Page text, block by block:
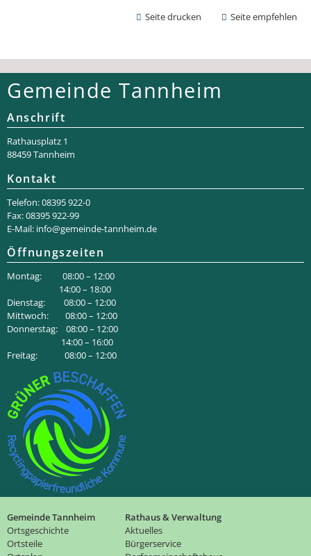
Seite drucken Seite empfehlen
Gemeinde Tannheim
Anschrift
Rathaus­platz 1
88459 Tannheim
Kontakt
Telefon: 08395 922-0
Fax: 08395 922-99
E-Mail: info@gemeinde-tannheim.de
Öffnungszeiten
Montag: 08:00 – 12:00
14:00 – 18:00
Dienstag: 08:00 – 12:00
Mittwoch: 08:00 – 12:00
Donnerstag: 08:00 – 12:00
14:00 – 16:00
Freitag: 08:00 – 12:00
Gemeinde Tannheim
Ortsgeschichte
Ortsteile
Rathaus & Verwaltung
Aktuelles
Bürgerservice